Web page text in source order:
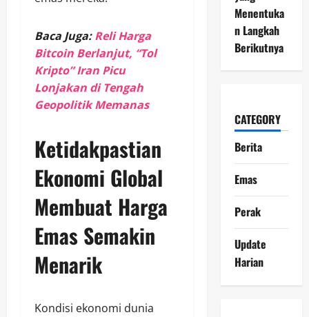
Baca Juga:Reli Harga
Bitcoin Berlanjut, “Tol
Kripto” Iran Picu
Lonjakan di Tengah
Geopolitik Memanas
Ketidakpastian
Ekonomi Global
Membuat Harga
Emas Semakin
Menarik
Kondisi ekonomi dunia
Menentuka
n Langkah
Berikutnya
CATEGORY
Berita
Emas
Perak
Update
Harian